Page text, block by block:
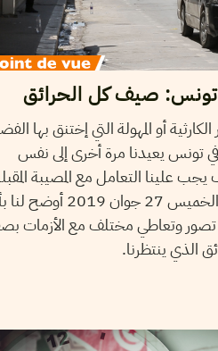
تونس: صيف كل الحرائق
أو المهولة التي إختنق بها
تونس يعيدنا مرة أخرى إلى نفس
علينا التعامل مع المصيبة
فما حدث خلال وبعد الخميس 27 جوان 2019
وتعاطي مختلف مع الأزمات
الذي ينتظرنا.